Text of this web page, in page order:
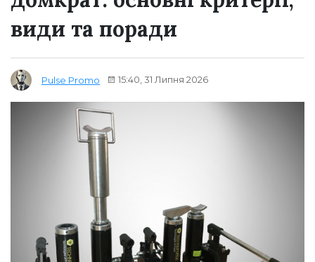
види та поради
Pulse Promo 15:40, 31 Липня 2026